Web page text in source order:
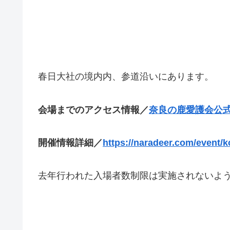
春日大社の境内内、参道沿いにあります。
会場までのアクセス情報／奈良の鹿愛護会公
開催情報詳細／ https://naradeer.com/event/
去年行われた入場者数制限は実施されないよう